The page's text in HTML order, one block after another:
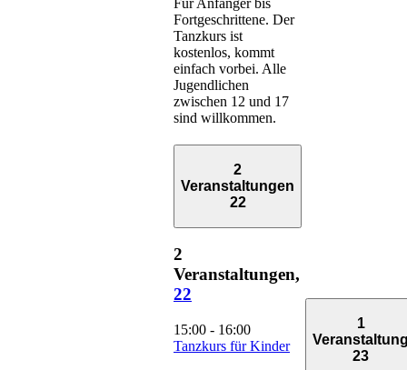
Für Anfänger bis
Fortgeschrittene. Der
Tanzkurs ist
kostenlos, kommt
einfach vorbei. Alle
Jugendlichen
zwischen 12 und 17
sind willkommen.
2
Veranstaltungen
22
2
Veranstaltungen,
22
15:00 - 16:00
Tanzkurs für Kinder
1
23